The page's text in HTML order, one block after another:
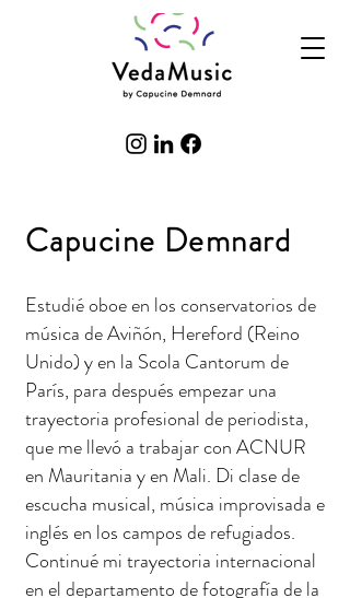
Capucine Demnard​
Estudié oboe en los conservatorios de
música de Aviñón, Hereford (Reino
Unido) y en la Scola Cantorum de
París, para después empezar una
trayectoria profesional de periodista,
que me llevó a trabajar con ACNUR
en Mauritania y en Mali. Di clase de
escucha musical, música improvisada e
inglés en los campos de refugiados.
Continué mi trayectoria internacional
en el departamento de fotografía de la